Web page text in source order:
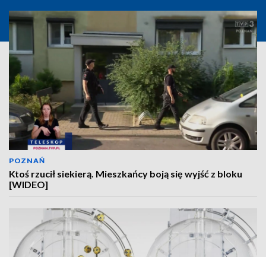
POZNAŃ
Ktoś rzucił siekierą. Mieszkańcy boją się wyjść z bloku
[WIDEO]